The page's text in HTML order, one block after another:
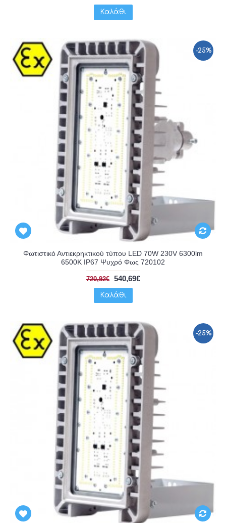
Καλάθι
-25%
Φωτιστικό Αντιεκρηκτικού τύπου LED 70W 230V 6300lm
6500K IP67 Ψυχρό Φως 720102
720,92€ 540,69€
Καλάθι
-25%